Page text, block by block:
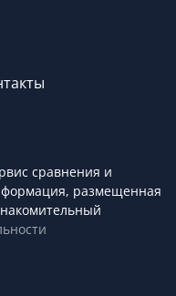
cравнения и
размещенная